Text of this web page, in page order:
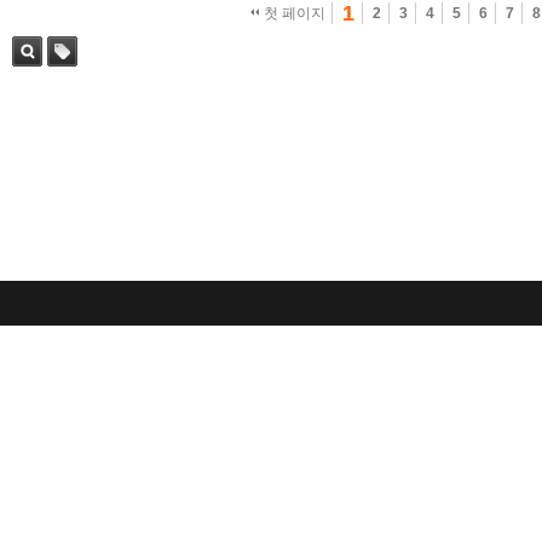
첫 페이지 1 2 3 4 5 6 7 8